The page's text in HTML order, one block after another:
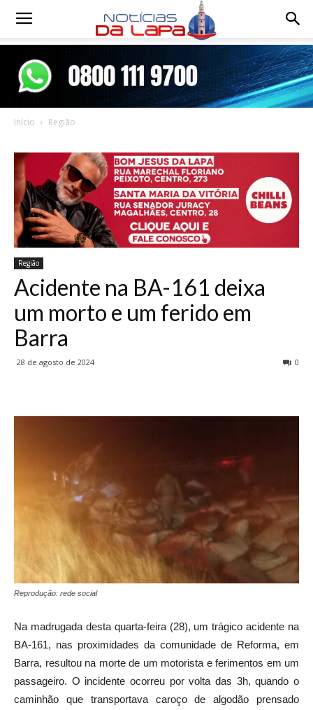
Notícias
Início Região
Região
Acidente na BA-161 deixa
um morto e um ferido em
Barra
28 de agosto de 2024 0
Reprodução: rede social
Na madrugada desta quarta-feira (28), um trágico acidente na
BA-161, nas proximidades da comunidade de Reforma, em
Barra, resultou na morte de um motorista e ferimentos em um
passageiro. O incidente ocorreu por volta das 3h, quando o
caminhão que transportava caroço de algodão prensado